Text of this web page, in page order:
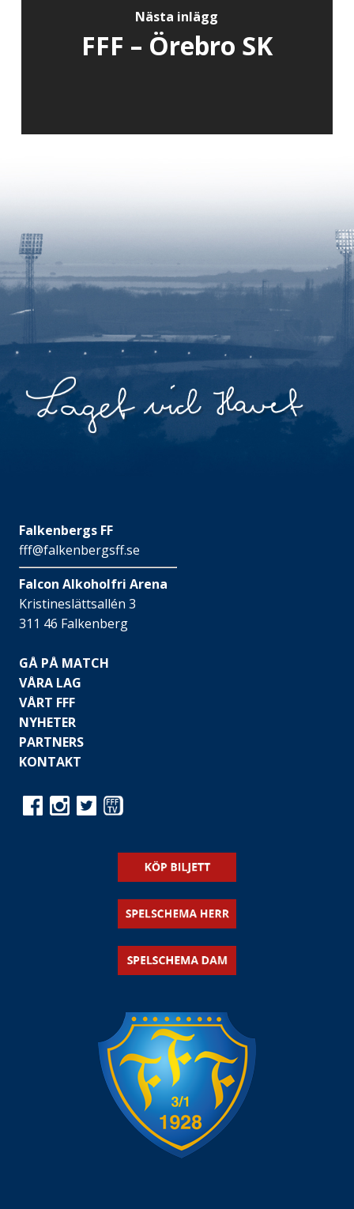
Nästa inlägg
FFF – Örebro SK
Falkenbergs FF
fff@falkenbergsff.se
Falcon Alkoholfri Arena
Kristineslättsallén 3
311 46 Falkenberg
GÅ PÅ MATCH
VÅRA LAG
VÅRT FFF
NYHETER
PARTNERS
KONTAKT